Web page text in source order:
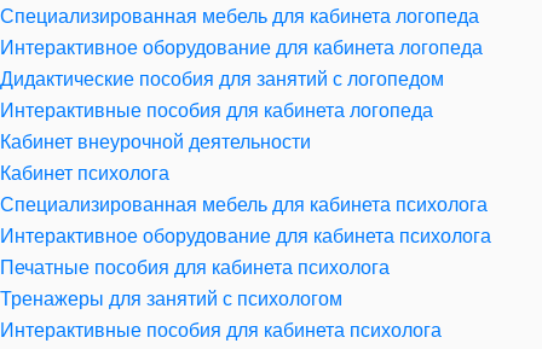
Специализированная мебель для кабинета логопеда
Интерактивное оборудование для кабинета логопеда
Дидактические пособия для занятий с логопедом
Интерактивные пособия для кабинета логопеда
Кабинет внеурочной деятельности
Кабинет психолога
Специализированная мебель для кабинета психолога
Интерактивное оборудование для кабинета психолога
Печатные пособия для кабинета психолога
Тренажеры для занятий с психологом
Интерактивные пособия для кабинета психолога